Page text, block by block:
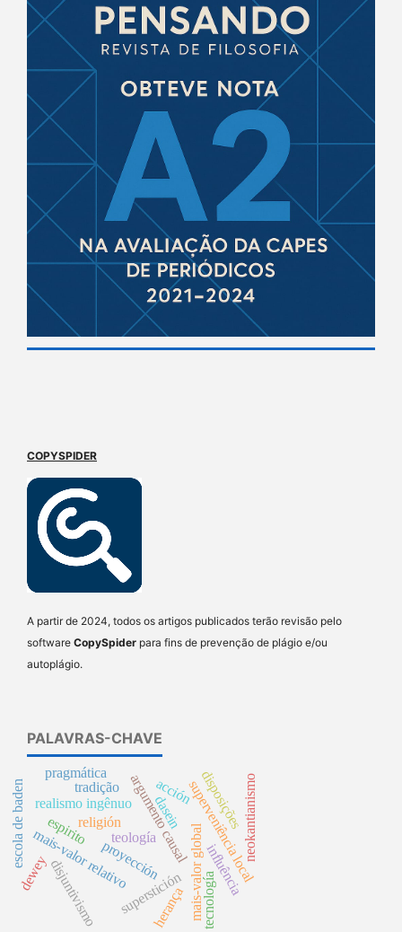
COPYSPIDER
A partir de 2024, todos os artigos publicados terão revisão pelo
software CopySpider para fins de prevenção de plágio e/ou
autoplágio.
PALAVRAS-CHAVE
argumento causal
superstición
proyección mais-valor global
mais-valor relativo superveniência local
disjuntivismo
religión
realismo ingênuo
tecnología
dewey
teología
espirito
influência
neokantianismo
escola de baden dasein
herança
tradição
pragmática disposições
acción